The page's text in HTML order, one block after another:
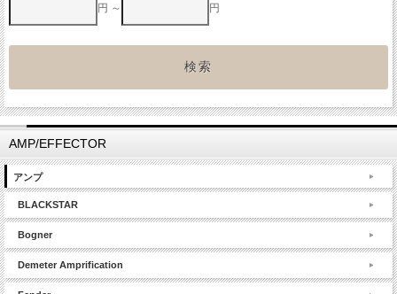
円 ～
円
AMP/EFFECTOR
アンプ
BLACKSTAR
Bogner
Demeter Amprification